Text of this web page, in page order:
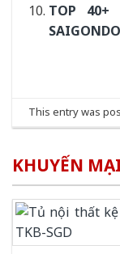
TOP
This entry was
KHUYẾN